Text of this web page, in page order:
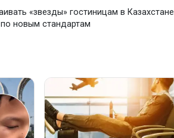
«звезды» гостиницам в Казахстане
новым стандартам